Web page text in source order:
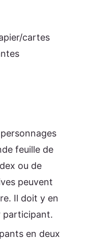
cartes
feuille de
ou de
peuvent
Il doit y en
participant.
en deux